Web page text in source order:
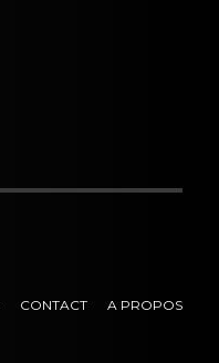
CONTACT A PROPOS